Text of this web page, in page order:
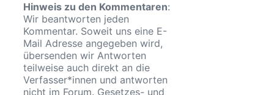
Hinweis zu den Kommentaren:
Wir beantworten jeden
Kommentar. Soweit uns eine E-
Mail Adresse angegeben wird,
übersenden wir Antworten
teilweise auch direkt an die
Verfasser*innen und antworten
nicht im Forum. Gesetzes- und